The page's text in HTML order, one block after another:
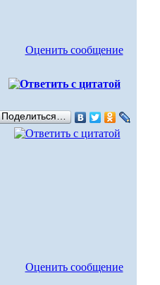
Оценить сообщение
Поделиться…
Оценить сообщение